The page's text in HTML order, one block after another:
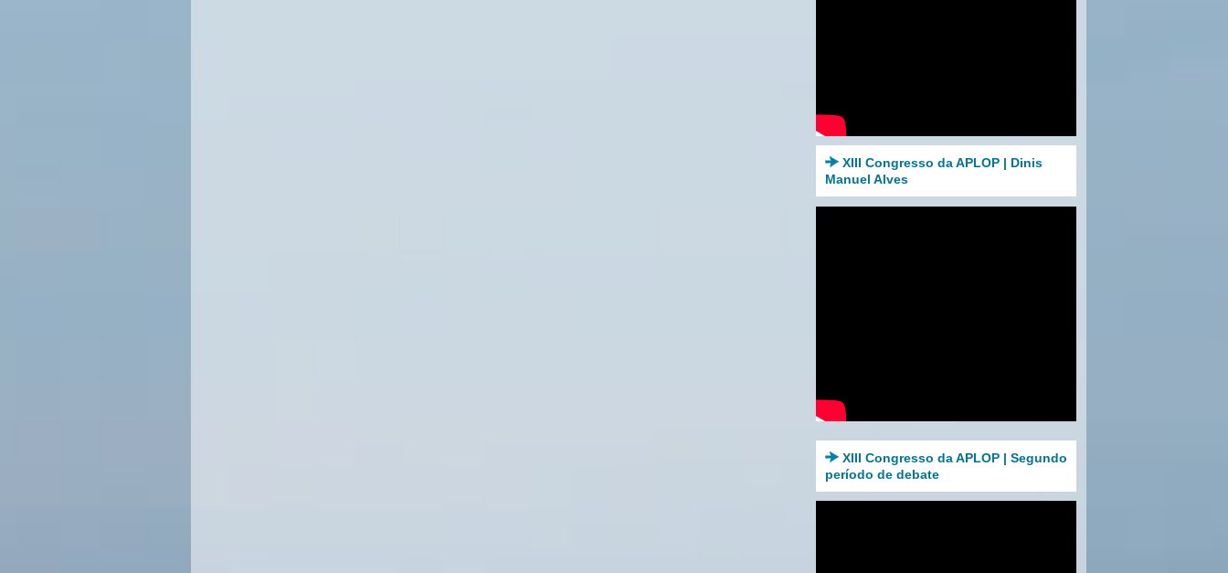
XIII Congresso da APLOP | Dinis
Manuel Alves
XIII Congresso da APLOP | Segundo
período de debate